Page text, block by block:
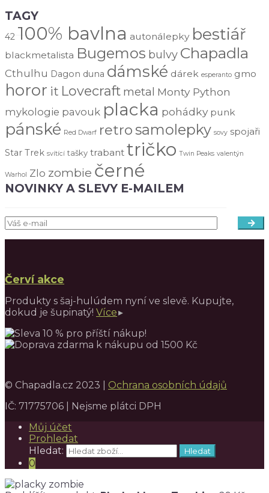
TAGY
42 100% bavlna autonálepky bestiář
blackmetalista Bugemos bulvy Chapadla
Cthulhu Dagon duna dámské dárek esperanto gmo
horor it Lovecraft metal Monty Python
mykologie pavouk placka pohádky punk
pánské Red Dwarf retrosamolepky sovy spojaři
Star Trek svítící tašky trabant tričko Twin Peaks valentýn
Warhol Zlo zombie černé
NOVINKY A SLEVY E-MAILEM
Červí akce
Produkty s šaj-hulúdem nyní ve slevě. Kupujte,
dokud je šupinatý! Více
© Chapadla.cz 2023 | Ochrana osobních údajů
IČ: 71775706 | Nejsme plátci DPH
Můj účet
Prohledat
Hledat:
Hledat
0